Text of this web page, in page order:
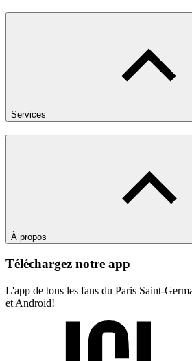
Services
À propos
Téléchargez notre app
L'app de tous les fans du Paris Saint-
et Android!